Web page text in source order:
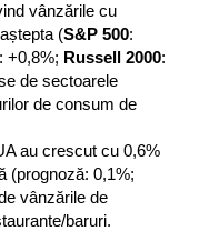
vânzările cu
(S&P 500:
: +0,8%; Russell 2000:
de sectoarele
de consum de
au crescut cu 0,6%
(prognoză: 0,1%;
vânzările de
baruri.